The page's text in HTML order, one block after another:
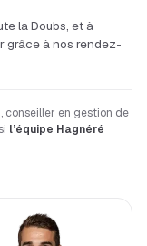
la Doubs , et à
grâce à nos rendez-
, conseiller en gestion de
l’équipe Hagnéré